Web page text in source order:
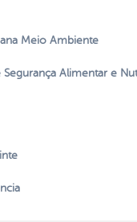
Meio Ambiente
Segurança Alimentar e